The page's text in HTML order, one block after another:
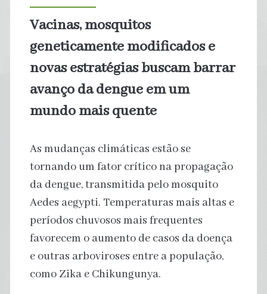
Vacinas, mosquitos
geneticamente modificados e
novas estratégias buscam barrar
avanço da dengue em um
mundo mais quente
As mudanças climáticas estão se
tornando um fator crítico na propagação
da dengue, transmitida pelo mosquito
Aedes aegypti. Temperaturas mais altas e
períodos chuvosos mais frequentes
favorecem o aumento de casos da doença
e outras arboviroses entre a população,
como Zika e Chikungunya.